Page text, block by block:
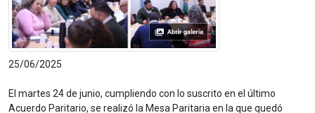
25/06/2025
El martes 24 de junio, cumpliendo con lo suscrito en el último
Acuerdo Paritario, se realizó la Mesa Paritaria en la que quedó